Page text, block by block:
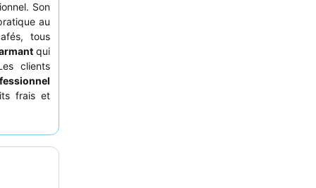
Son
au
tous
qui
clients
frais et